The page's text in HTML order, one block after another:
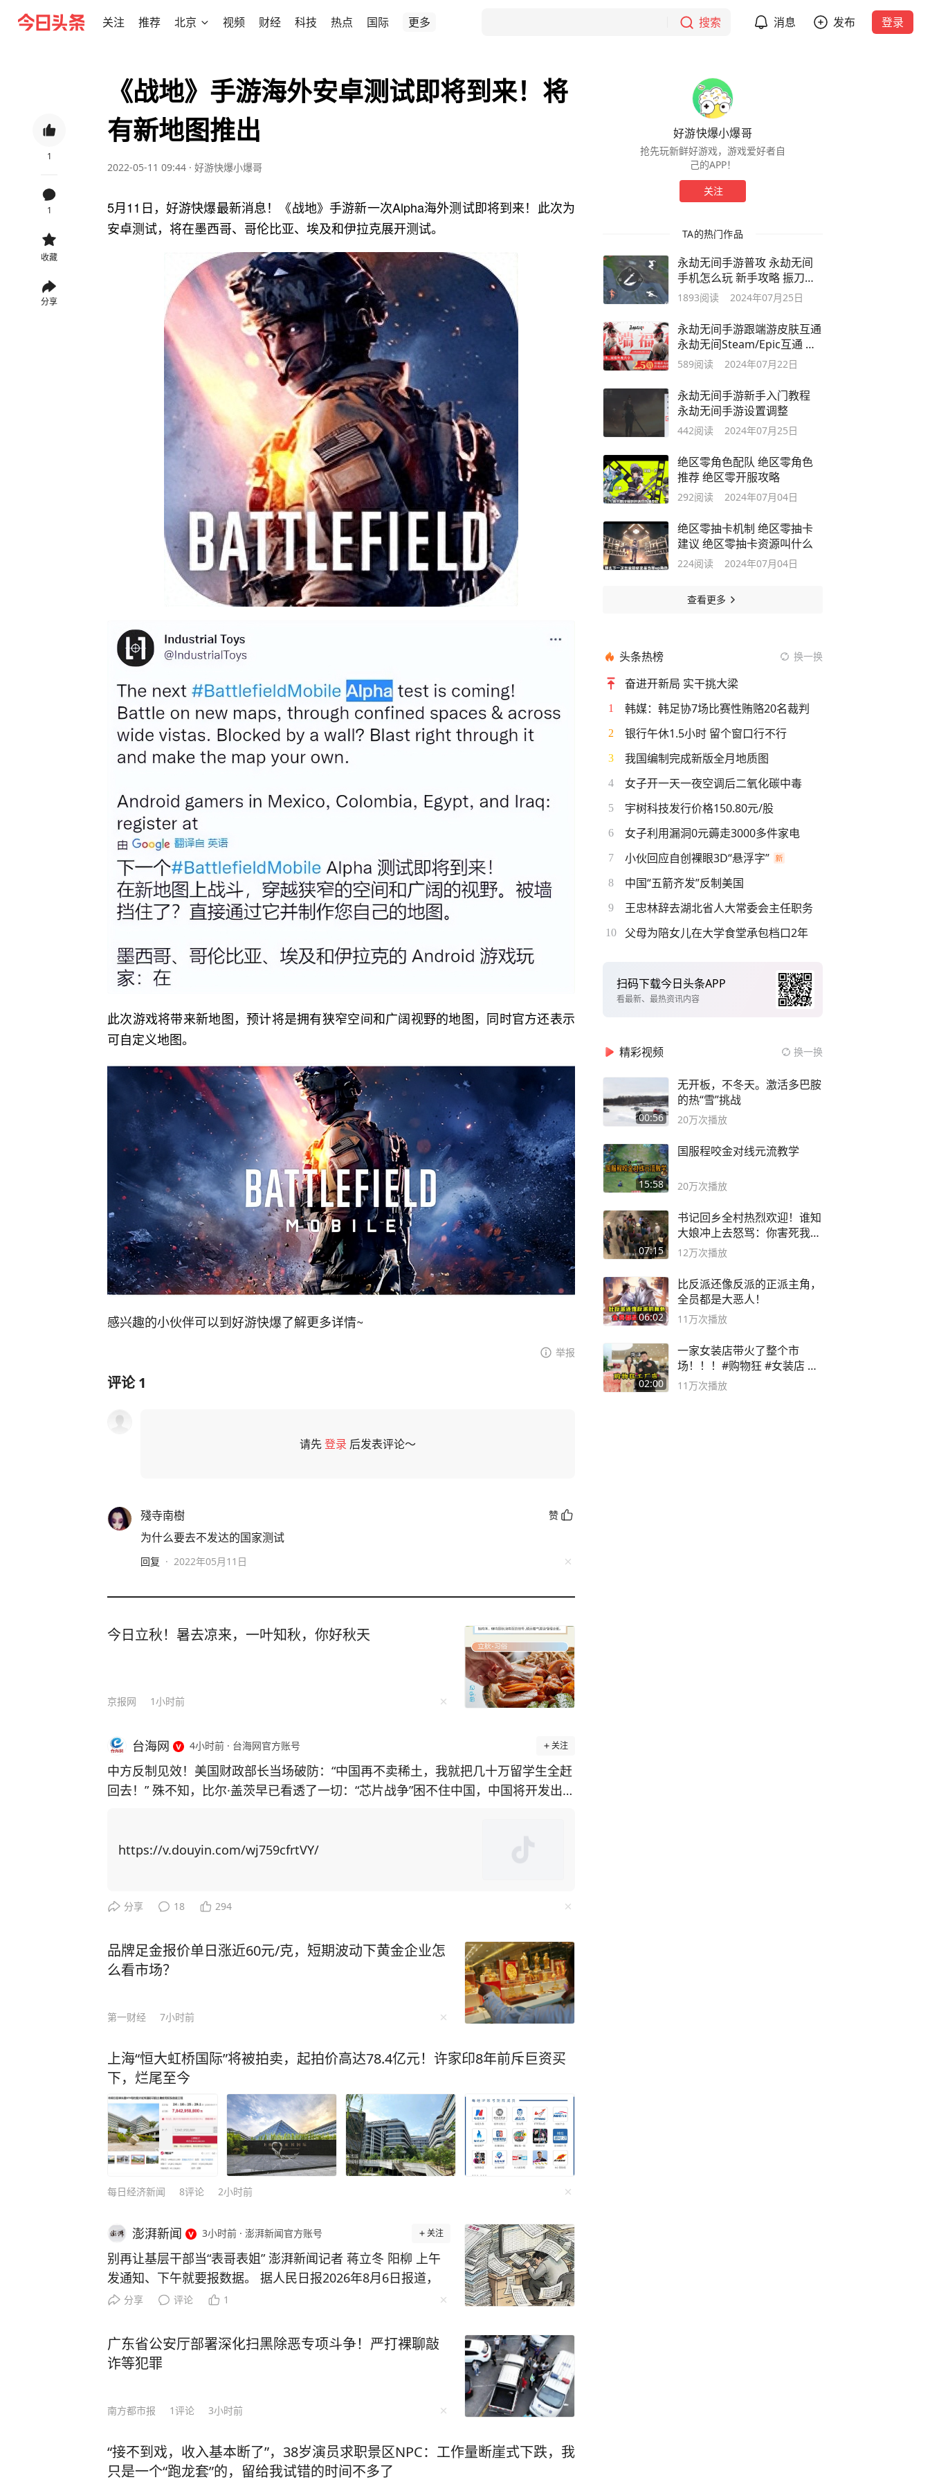
关注 推荐 北京 视频 财经 科技 热点 国际 更多 搜索 消息 发布 登录
1
1
收藏
分享
《战地》手游海外安卓测试即将到来！将
有新地图推出
2022-05-11 09:44 · 好游快爆小爆哥
5月11日，好游快爆最新消息！《战地》手游新一次Alpha海外测试即将到来！此次为
安卓测试，将在墨西哥、哥伦比亚、埃及和伊拉克展开测试。
此次游戏将带来新地图，预计将是拥有狭窄空间和广阔视野的地图，同时官方还表示
可自定义地图。
感兴趣的小伙伴可以到好游快爆了解更多详情~
举报
评论1
请先登录 后发表评论～
殘寺南樹 赞
为什么要去不发达的国家测试
回复 · 2022年05月11日
今日立秋！暑去凉来，一叶知秋，你好秋天
京报网 1小时前
台海网 4小时前 · 台海网官方账号 关注
中方反制见效！美国财政部长当场破防：“中国再不卖稀土，我就把几十万留学生全赶
回去！” 殊不知，比尔·盖茨早已看透了一切：“芯片战争”困不住中国，中国将开发出自
博弈找筹码，居然把矛头指向了中国留学生身上！ 美国以中国留学生为筹码，施压中
更加激发中国的爆发力！ 举例，CNN主持人曾询问科技禁令是否 “以一种奇怪的方式
方面全速前进。” 面对美国芯片封锁，中国3年实现半导体设备国产化率从12%跃至3
5%；稀土加工产能占全球90%，一纸出口管制便让F-35战机生产线告急。而“一带一
路”合作、RCEP贸易圈扩容，更让中国在全球经济动荡中稳如磐石。 还有无人机碾
压：中国无人机成本只有美国的1%，珠海航展上展示的无人机航母、机器狗作战群，
让美军司令直呼“没法比”。 而我国如今之所以有这样的底气，就是因为有人才的支
首位。 当然，授人以鱼不如授人以渔。除了技术人才，还有一种更可贵的“文化战
士”。比如李柘远——用自己的方式，为国家未来培养更多的“芯片大脑”。 李柘远成长
于一个特殊的家庭环境，自幼父母离异，成绩没人管也一塌糊涂。好在外公的悉心教
导下，李柘远改变以前死记硬背的方法，重新对知识点进行梳理、总结，更关键的
是，外公让李柘远总结出一套属于自己的高效学习方法。 比如他运用“抽象+具象混搭
法”，将预习遇到的陌生公式和例题相结合，促进理解；联想记忆法、缩略词记忆法
等，把高中三年的知识点牢牢记住。 还有初高中时，李柘远应用“五大记忆法”，让学
习事半功倍： 李柘远在中学背诵《水调歌头》和《相见欢》时，就配合听以这两首词
李柘远睡前会把MP3放在床头，循环播放词汇音频，直到自己睡去。通过这样的方
法，前一晚“听背”的单词已经记得非常牢固。 就这样，李柘远成绩一路突飞猛进，成
绩一直名列前茅，长期稳居年级第一的宝座。 高三时期，李柘远却迎来了一个让无数
人梦寐以求的机会 —— 清华大学的保送名额。可李柘远却拒绝了清华的保送，选择裸
国内外学霸笔记，归纳总结各种方法，最后建立出了一套适合自己的学习体系。 比
如，在英语这关难题上，他花了三天的时间上网搜索名校学霸的学习方法，并整理了
一个“六步鸡血背单词法”，仅用10天就牢牢记住背熟了4000个英语单词，超级牛！ 在
逐步的复习中，李柘远还用“康奈尔笔记法”记笔记，用“三个一”精读法快速理解阅读，
多感官刺激记忆把知识点记牢，”主题分类法“梳理逻辑…… 李柘远说：“学会正确的学
满分的成绩，成功获得了耶鲁大学的录取通知！ 耶鲁毕业后，他入职全球顶尖投资银
行高盛；25岁重返校园，考进哈佛大学深造，28岁荣登福布斯精英榜，哈佛校长称他
https://v.douyin.com/wj759cfrtVY/
分享 18 294
品牌足金报价单日涨近60元/克，短期波动下黄金企业怎
么看市场？
第一财经 7小时前
上海“恒大虹桥国际”将被拍卖，起拍价高达78.4亿元！许家印8年前斥巨资买
下，烂尾至今
每日经济新闻 8评论 2小时前
澎湃新闻 3小时前 · 澎湃新闻官方账号 关注
别再让基层干部当“表哥表姐” 澎湃新闻记者 蒋立冬 阳柳 上午
发通知、下午就要报数据。 据人民日报2026年8月6日报道，
去年6月，江苏淮安金湖县工信局因频繁向乡镇索要表格资料问
随便发通知，需要先经过审核；数据先在局里共享，能自己解
决的就不向基层索取；搭建直通企业平台，让企业诉求直达部
门。涉企报表大幅精简后，基层干部下沉走访明显增多。 这是
据可以理解，但每一次都向基层索要是明显的重复劳动，只会
助长作风虚浮、脱离实际的工作作风。金湖县的整改抓住了关
键：通过控制源头、精简流程、技术加持，让基层从“围着表格
分享 评论 1
广东省公安厅部署深化扫黑除恶专项斗争！严打裸聊敲
诈等犯罪
南方都市报 1评论 3小时前
“接不到戏，收入基本断了”，38岁演员求职景区NPC：工作量断崖式下跌，我
只是一个“跑龙套”的，留给我试错的时间不多了
好游快爆小爆哥
抢先玩新鲜好游戏，游戏爱好者自
己的APP！
关注
TA的热门作品
永劫无间手游普攻 永劫无间
手机怎么玩 新手攻略 振刀操
作怎么打
1893阅读 2024年07月25日
永劫无间手游跟端游皮肤互通
永劫无间Steam/Epic互通 绑
定教程
589阅读 2024年07月22日
永劫无间手游新手入门教程
永劫无间手游设置调整
442阅读 2024年07月25日
绝区零角色配队 绝区零角色
推荐 绝区零开服攻略
292阅读 2024年07月04日
绝区零抽卡机制 绝区零抽卡
建议 绝区零抽卡资源叫什么
224阅读 2024年07月04日
查看更多
头条热榜 换一换
奋进开新局 实干挑大梁
1 韩媒：韩足协7场比赛性贿赂20名裁判
2 银行午休1.5小时 留个窗口行不行
3 我国编制完成新版全月地质图
4 女子开一天一夜空调后二氧化碳中毒
5 宇树科技发行价格150.80元/股
6 女子利用漏洞0元薅走3000多件家电
7 小伙回应自创裸眼3D“悬浮字”
8 中国“五箭齐发”反制美国
9 王忠林辞去湖北省人大常委会主任职务
10 父母为陪女儿在大学食堂承包档口2年
扫码下载今日头条APP
看最新、最热资讯内容
精彩视频 换一换
00:56
无开板，不冬天。激活多巴胺
的热“雪”挑战
20万次播放
15:58
国服程咬金对线元流教学
20万次播放
07:15
书记回乡全村热烈欢迎！谁知
大娘冲上去怒骂：你害死我儿
子
12万次播放
06:02
比反派还像反派的正派主角，
全员都是大恶人！
11万次播放
02:00
一家女装店带火了整个市
场！！！#购物狂 #女装店 #
高品质女装
11万次播放